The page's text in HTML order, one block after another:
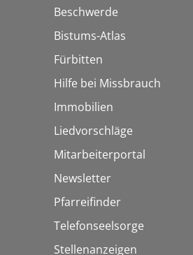
Beschwerde
Bistums-Atlas
Fürbitten
Hilfe bei Missbrauch
Immobilien
Liedvorschläge
Mitarbeiterportal
Newsletter
Pfarreifinder
Telefonseelsorge
Stellenanzeigen